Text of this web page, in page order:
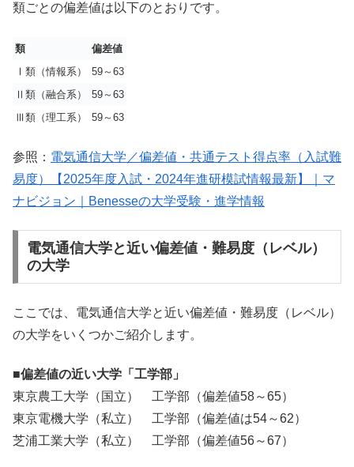
類ごとの偏差値は以下のとおりです。
類
偏差値
Ⅰ 類（情報系）
59～63
Ⅱ類（融合系）
59～63
Ⅲ類（理工系）
59～63
参照： 電気通信大学／偏差値・共通テスト得点率（入試難
易度）【2025年度入試・2024年進研模試情報最新】｜マ
ナビジョン｜Benesseの大学受験・進学情報
電気通信大学と近い偏差値・難易度（レベル）
の大学
ここでは、電気通信大学と近い偏差値・難易度（レベル）
の大学をいくつかご紹介します。
■偏差値の近い大学「工学部」
東京農工大学（国立） 工学部（偏差値58～65）
東京電機大学（私立） 工学部（偏差値は54～62）
芝浦工業大学（私立） 工学部（偏差値56～67）